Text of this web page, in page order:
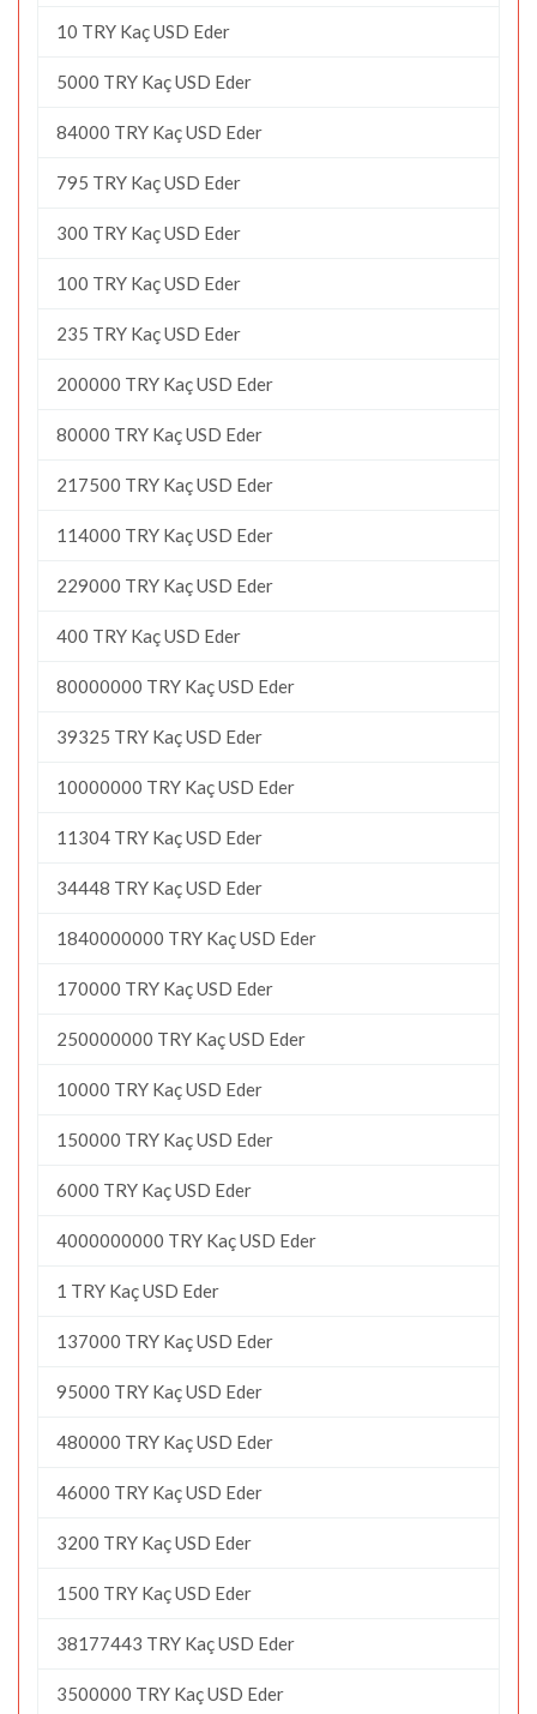
10 TRY Kaç USD Eder
5000 TRY Kaç USD Eder
84000 TRY Kaç USD Eder
795 TRY Kaç USD Eder
300 TRY Kaç USD Eder
100 TRY Kaç USD Eder
235 TRY Kaç USD Eder
200000 TRY Kaç USD Eder
80000 TRY Kaç USD Eder
217500 TRY Kaç USD Eder
114000 TRY Kaç USD Eder
229000 TRY Kaç USD Eder
400 TRY Kaç USD Eder
80000000 TRY Kaç USD Eder
39325 TRY Kaç USD Eder
10000000 TRY Kaç USD Eder
11304 TRY Kaç USD Eder
34448 TRY Kaç USD Eder
1840000000 TRY Kaç USD Eder
170000 TRY Kaç USD Eder
250000000 TRY Kaç USD Eder
10000 TRY Kaç USD Eder
150000 TRY Kaç USD Eder
6000 TRY Kaç USD Eder
4000000000 TRY Kaç USD Eder
1 TRY Kaç USD Eder
137000 TRY Kaç USD Eder
95000 TRY Kaç USD Eder
480000 TRY Kaç USD Eder
46000 TRY Kaç USD Eder
3200 TRY Kaç USD Eder
1500 TRY Kaç USD Eder
38177443 TRY Kaç USD Eder
3500000 TRY Kaç USD Eder